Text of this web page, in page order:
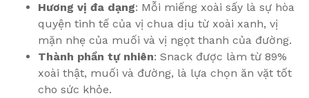
Hương vị đa dạng: Mỗi miếng xoài sấy là sự hòa
quyện tinh tế của vị chua dịu từ xoài xanh, vị
mặn nhẹ của muối và vị ngọt thanh của đường.
Thành phần tự nhiên: Snack được làm từ 89%
xoài thật, muối và đường, là lựa chọn ăn vặt tốt
cho sức khỏe.